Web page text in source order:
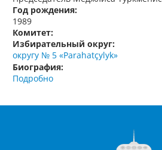
Год рождения:
1989
Комитет:
Избирательный округ:
округу № 5 «Parahatçylyk»
Биография:
Подробно